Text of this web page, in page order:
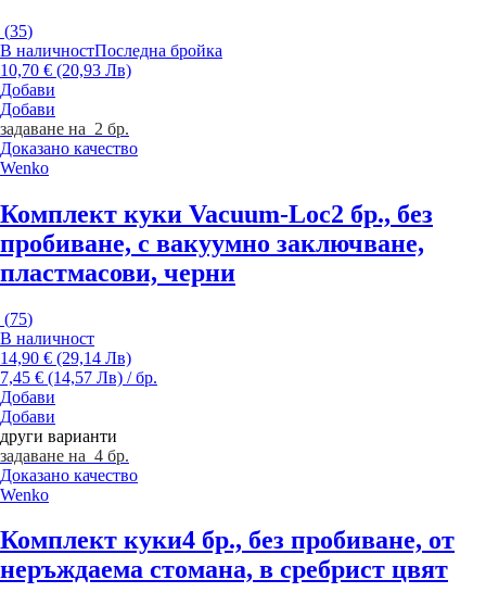
(35)
В наличностПоследна бройка
10,70 € (20,93 Лв)
Добави
Добави
задаване на 2 бр.
Доказано качество
Wenko
Комплект куки Vacuum-Loc2 бр., без
пробиване, с вакуумно заключване,
пластмасови, черни
(75)
В наличност
14,90 € (29,14 Лв)
7,45 € (14,57 Лв) / бр.
Добави
Добави
други варианти
задаване на 4 бр.
Доказано качество
Wenko
Комплект куки4 бр., без пробиване, от
неръждаема стомана, в сребрист цвят